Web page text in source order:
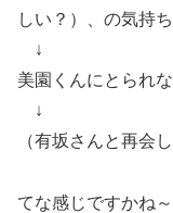
しい？）、の気持
↓
美園くんにとられ
↓
（有坂さんと再会
てな感じですかね